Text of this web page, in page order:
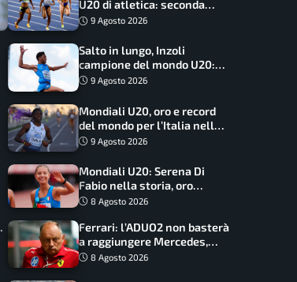
U20 di atletica: seconda
dietro solo agli USA nel
9 Agosto 2026
Salto in lungo, Inzoli
campione del mondo U20:
basta un centimetro
9 Agosto 2026
Mondiali U20, oro e record
del mondo per l’Italia nella
4×100 mista: Doualla
9 Agosto 2026
Mondiali U20: Serena Di
Fabio nella storia, oro
dominio totale nei 5000 di
8 Agosto 2026
Ferrari: l’ADUO2 non basterà
a raggiungere Mercedes,
novità per la Macarena
8 Agosto 2026